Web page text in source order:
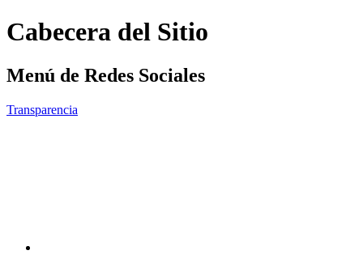
Cabecera del Sitio
Menú de Redes Sociales
Transparencia